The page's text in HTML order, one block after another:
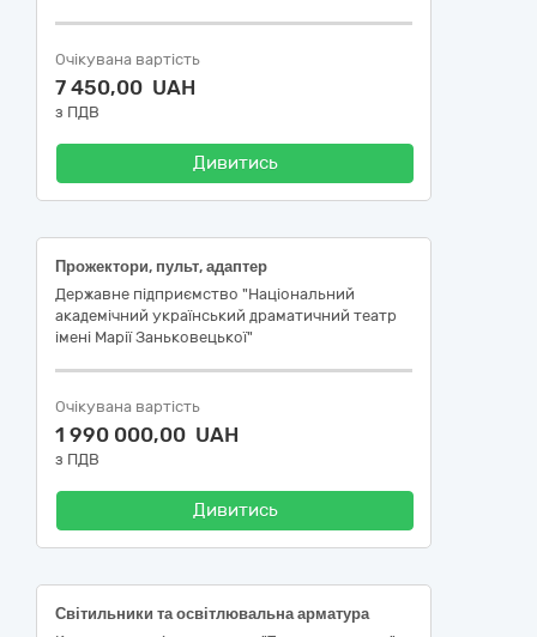
Очікувана вартість
7 450,00 UAH
з ПДВ
Дивитись
Прожектори, пульт, адаптер
Державне підприємство "Національний
академічний український драматичний театр
імені Марії Заньковецької"
Очікувана вартість
1 990 000,00 UAH
з ПДВ
Дивитись
Світильники та освітлювальна арматура